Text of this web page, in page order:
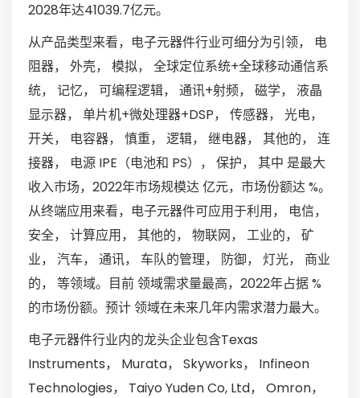
2028年达41039.7亿元。
从产品类型来看，电子元器件行业可细分为引领， 电
阻器， 外壳， 模拟， 全球定位系统+全球移动通信系
统， 记忆， 可编程逻辑， 通讯+射频， 磁学， 液晶
显示器， 单片机+微处理器+DSP， 传感器， 光电，
开关， 电容器， 慎重， 逻辑， 继电器， 其他的， 连
接器， 电源 IPE（电池和 PS）， 保护， 其中 是最大
收入市场，2022年市场规模达 亿元，市场份额达 %。
从终端应用来看，电子元器件可应用于利用， 电信，
安全， 计算应用， 其他的， 物联网， 工业的， 矿
业， 汽车， 通讯， 车队的管理， 防御， 灯光， 商业
的， 等领域。目前 领域需求量最高，2022年占据 %
的市场份额。预计 领域在未来几年内需求潜力最大。
电子元器件行业内的龙头企业包含Texas
Instruments， Murata， Skyworks， Infineon
Technologies， Taiyo Yuden Co, Ltd， Omron，